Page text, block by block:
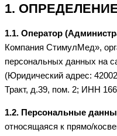
1.
1.1. Оператор
Компания СтимулМед»,
персональных данных на
(Юридический адрес:
Тракт, д.39, пом. 2; ИНН
1.2. Персональные
относящаяся к прямо/